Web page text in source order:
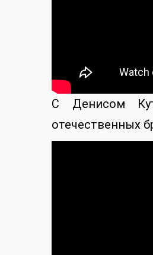
С Денисом
отечественных